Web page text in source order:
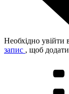
Необхідно увійти
запис , щоб